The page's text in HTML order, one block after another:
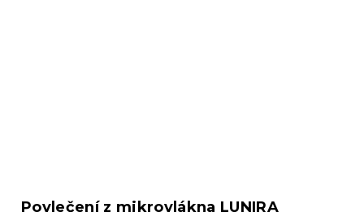
Povlečení z mikrovlákna LUNIRA